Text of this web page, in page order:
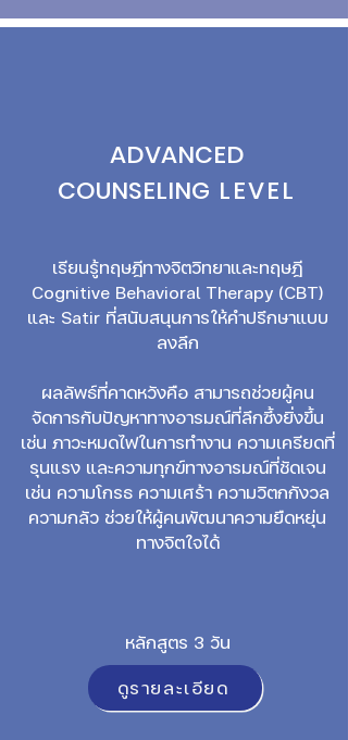
ADVANCED
COUNSELING LEVEL
เรียนรู้ทฤษฎีทางจิตวิทยาและทฤษฎี
Cognitive Behavioral Therapy (CBT)
และ Satir ที่สนับสนุนการให้คำปรึกษาแบบ
ลงลึก
ผลลัพธ์ที่คาดหวังคือ สามารถช่วยผู้คน
จัดการกับปัญหาทางอารมณ์ที่ลึกซึ้งยิ่งขึ้น
เช่น ภาวะหมดไฟในการทำงาน ความเครียดที่
รุนแรง และความทุกข์ทางอารมณ์ที่ชัดเจน
เช่น ความโกรธ ความเศร้า ความวิตกกังวล
ความกลัว ช่วยให้ผู้คนพัฒนาความยืดหยุ่น
ทางจิตใจได้
หลักสูตร 3 วัน
ดูรายละเอียด